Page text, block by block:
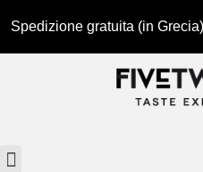
Spedizione gratuita (in